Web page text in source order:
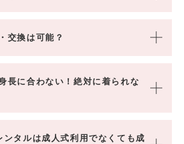
交換は可能？
長に合わない！絶対に着られな
ンタルは成人式利用でなくても成